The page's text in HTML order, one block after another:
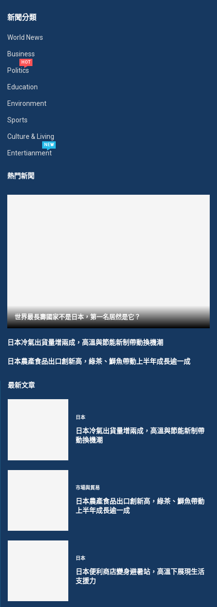
新聞分類
World News
Business
Politics
HOT
Education
Environment
Sports
Culture & Living
Entertianment
NEW
熱門新聞
世界最長壽國家不是日本，第一名居然是它？
日本冷氣出貨量增兩成，高溫與節能新制帶動換機潮
日本農產食品出口創新高，綠茶、鰤魚帶動上半年成長逾一成
最新文章
日本
日本冷氣出貨量增兩成，高溫與節能新制帶
動換機潮
市場與貿易
日本農產食品出口創新高，綠茶、鰤魚帶動
上半年成長逾一成
日本
日本便利商店變身避暑站，高溫下展現生活
支援力